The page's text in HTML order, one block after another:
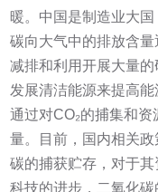
暖。中国是制造业大
碳向大气中的排放含
减排和利用开展大量
发展清洁能源来提高
通过对CO₂的捕集和
量。目前，国内相关
碳的捕获贮存，对于
科技的进步，二氧化